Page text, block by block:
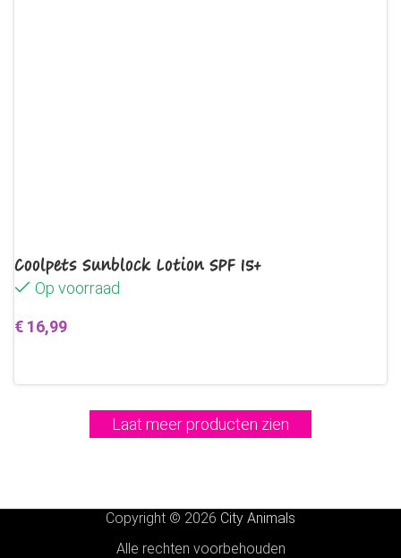
Coolpets Sunblock Lotion SPF 15+
Op voorraad
€ 16,99
Laat meer producten zien
Copyright © 2026 City Animals
Alle rechten voorbehouden